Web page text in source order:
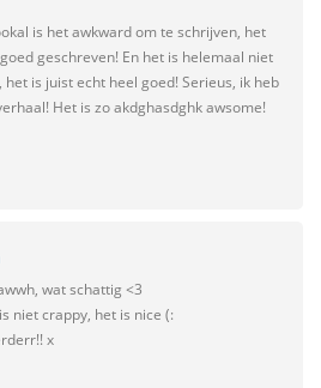
is het awkward om te schrijven, het
geschreven! En het is helemaal niet
het is juist echt heel goed! Serieus, ik heb
Het is zo akdghasdghk awsome!
wat schattig <3
niet crappy, het is nice (:
x